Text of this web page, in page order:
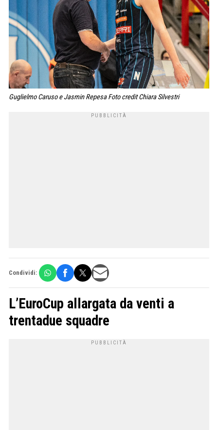
Guglielmo Caruso e Jasmin Repesa Foto credit Chiara Silvestri
Condividi:
L’EuroCup allargata da venti a
trentadue squadre